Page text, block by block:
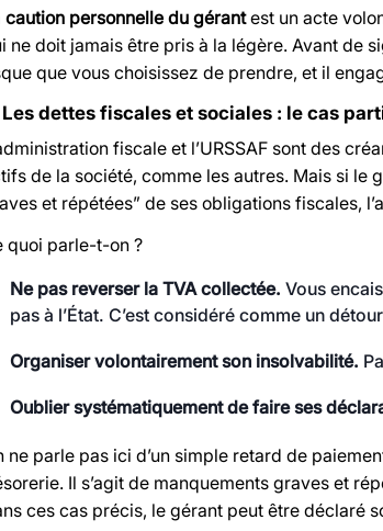
caution personnelle du gérantest un acte
ne doit jamais être pris à la légère. Avant de
que vous choisissez de prendre, et il
dettes fiscales et sociales : le cas
fiscale et l’URSSAF sont des
de la société, comme les autres. Mais si le
et répétées” de ses obligations fiscales,
quoi parle-t-on ?
Ne pas reverser la TVA collectée. Vous
pas à l’État. C’est considéré comme un
Organiser volontairement son insolvabilité.
Oublier systématiquement de faire ses
ne parle pas ici d’un simple retard de
Il s’agit de manquements graves et
ces cas précis, le gérant peut être déclaré